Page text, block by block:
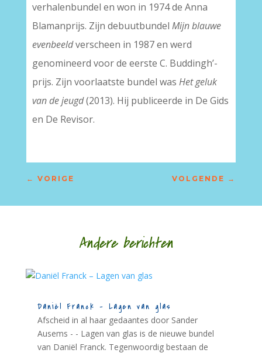
verhalenbundel en won in 1974 de Anna
Blamanprijs. Zijn debuutbundel Mijn blauwe
evenbeeldverscheen in 1987 en werd
genomineerd voor de eerste C. Buddingh’-
prijs. Zijn voorlaatste bundel was Het geluk
van de jeugd(2013). Hij publiceerde in De Gids
en De Revisor.
← VORIGE VOLGENDE →
Andere berichten
Daniël Franck – Lagen van glas
Afscheid in al haar gedaantes door Sander
Ausems - - Lagen van glas is de nieuwe bundel
van Daniël Franck. Tegenwoordig bestaan de